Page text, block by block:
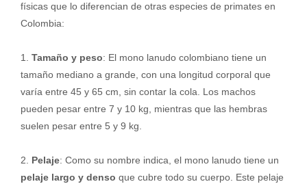
físicas que lo diferencian de otras especies de primates en
Colombia:
1. Tamaño y peso: El mono lanudo colombiano tiene un
tamaño mediano a grande, con una longitud corporal que
varía entre 45 y 65 cm, sin contar la cola. Los machos
pueden pesar entre 7 y 10 kg, mientras que las hembras
suelen pesar entre 5 y 9 kg.
2. Pelaje: Como su nombre indica, el mono lanudo tiene un
pelaje largo y denso que cubre todo su cuerpo. Este pelaje